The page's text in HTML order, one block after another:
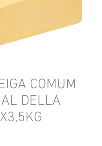
COMUM
DELLA